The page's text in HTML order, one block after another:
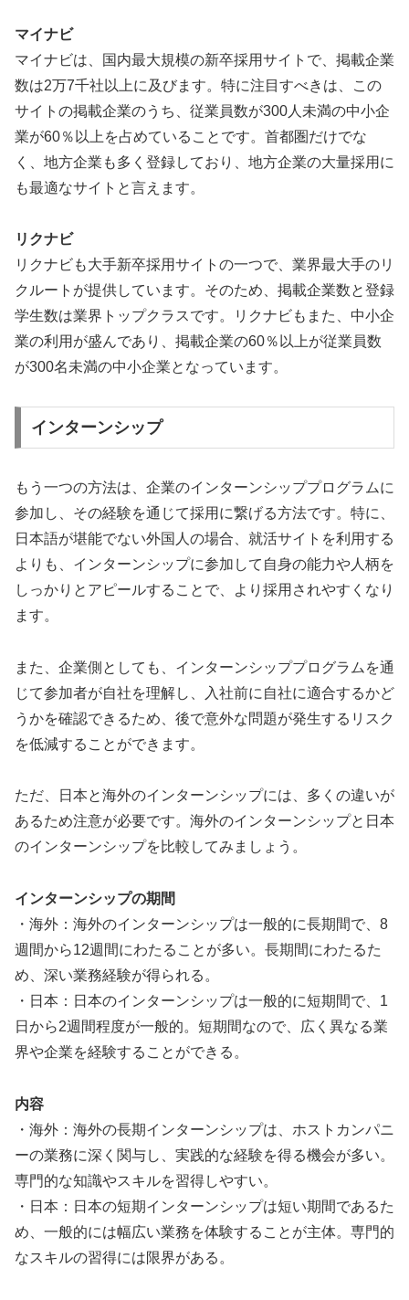
マイナビ
マイナビは、国内最大規模の新卒採用サイトで、掲載企業
数は2万7千社以上に及びます。特に注目すべきは、この
サイトの掲載企業のうち、従業員数が300人未満の中小企
業が60％以上を占めていることです。首都圏だけでな
く、地方企業も多く登録しており、地方企業の大量採用に
も最適なサイトと言えます。
リクナビ
リクナビも大手新卒採用サイトの一つで、業界最大手のリ
クルートが提供しています。そのため、掲載企業数と登録
学生数は業界トップクラスです。リクナビもまた、中小企
業の利用が盛んであり、掲載企業の60％以上が従業員数
が300名未満の中小企業となっています。
インターンシップ
もう一つの方法は、企業のインターンシッププログラムに
参加し、その経験を通じて採用に繋げる方法です。特に、
日本語が堪能でない外国人の場合、就活サイトを利用する
よりも、インターンシップに参加して自身の能力や人柄を
しっかりとアピールすることで、より採用されやすくなり
ます。
また、企業側としても、インターンシッププログラムを通
じて参加者が自社を理解し、入社前に自社に適合するかど
うかを確認できるため、後で意外な問題が発生するリスク
を低減することができます。
ただ、日本と海外のインターンシップには、多くの違いが
あるため注意が必要です。海外のインターンシップと日本
のインターンシップを比較してみましょう。
インターンシップの期間
・海外：海外のインターンシップは一般的に長期間で、8
週間から12週間にわたることが多い。長期間にわたるた
め、深い業務経験が得られる。
・日本：日本のインターンシップは一般的に短期間で、1
日から2週間程度が一般的。短期間なので、広く異なる業
界や企業を経験することができる。
内容
・海外：海外の長期インターンシップは、ホストカンパニ
ーの業務に深く関与し、実践的な経験を得る機会が多い。
専門的な知識やスキルを習得しやすい。
・日本：日本の短期インターンシップは短い期間であるた
め、一般的には幅広い業務を体験することが主体。専門的
なスキルの習得には限界がある。